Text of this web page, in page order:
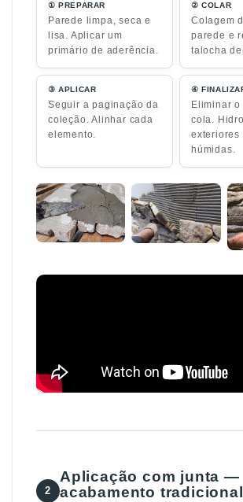
① PREPARAR
Parede limpa, seca e
lisa. Aplicar um
primário de aderência.
② COLAR
Colagem
parede e
talocha
③ APLICAR
Seguir a paginação da
coleção. Alinhar cada
elemento.
④
Eliminar o
cola.
exteriores
húmidas.
2
Aplicação com junta —
acabamento